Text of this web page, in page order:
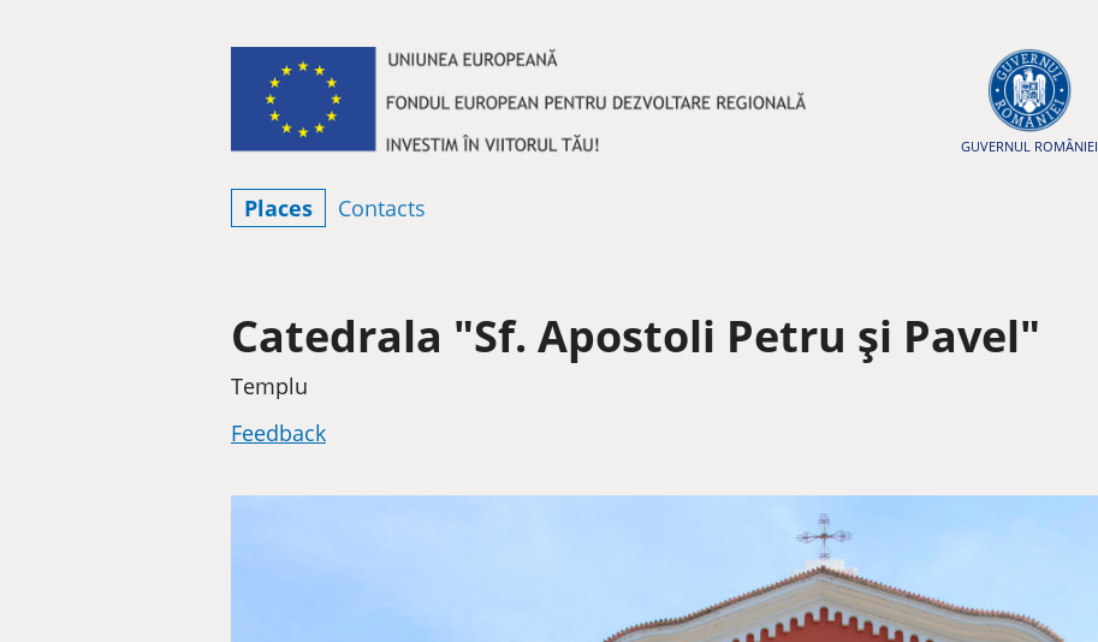
GUVERNUL ROMÂNIEI
Places Contacts
Catedrala "Sf. Apostoli Petru și Pavel"
Category
Templu
Feedback